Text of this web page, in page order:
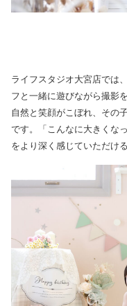
ライフスタジオ大宮店では
フと一緒に遊びながら撮影
自然と笑顔がこぼれ、その
です。「こんなに大きくな
をより深く感じていただけ